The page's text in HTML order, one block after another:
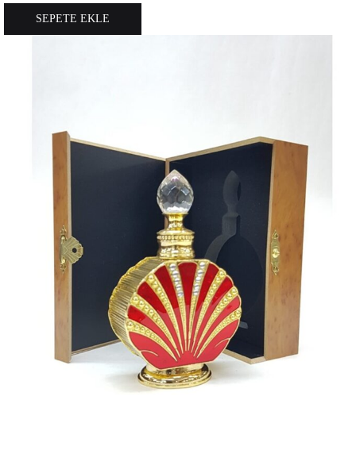
SEPETE EKLE